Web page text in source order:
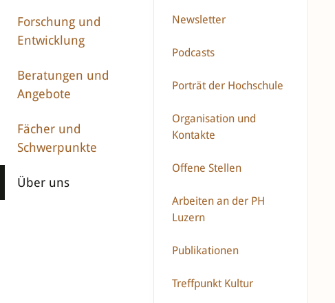
Forschung und
Entwicklung
Beratungen und
Angebote
Fächer und
Schwerpunkte
Über uns
Newsletter
Podcasts
Porträt der Hochschule
Organisation und
Kontakte
Offene Stellen
Arbeiten an der PH
Luzern
Publikationen
Treffpunkt Kultur